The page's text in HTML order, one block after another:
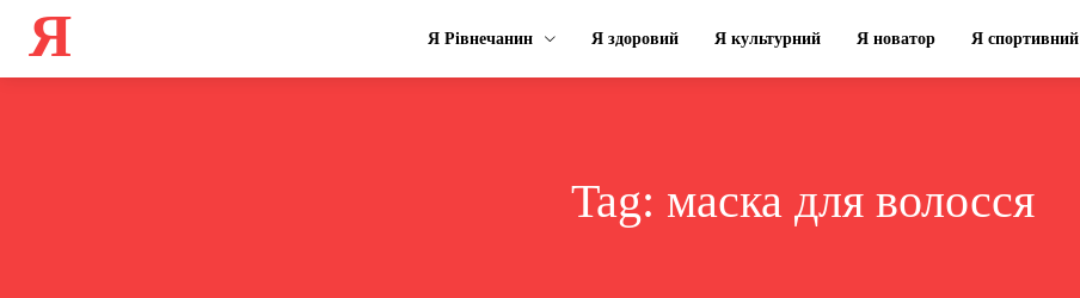
Я Я Рівнечанин Я здоровий Я культурний Я новатор Я спортивний
Tag: маска для волосся